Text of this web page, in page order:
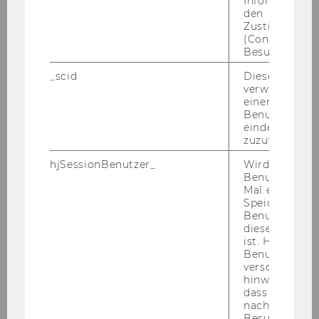
Wei­te­re Er­geb­nis­se kön­nen auch nach­ge­le­sen
Di­gi­ta­le Trans­for­ma­ti­on des Frei­wil­li­
gen­sek­tors: Ein Ein­blick in die FFG-​
KIRAS For­schungs­pro­jek­te »CI­vol­un­
Pröll, B. & »CI­vol­un­teer« & »CER­TI­FIER«-​
Er­folg­reich en­ga­
giert im di­gi­ta­len Zeit­al­ter : di­gi­ta­le Kom­pe­
tenz­ent­wick­lung - Her­aus­for­de­rung und Chan­
ce für äl­te­re Frei­wil­li­ge und Or­ga­ni­sa­tio­nen
»CI­vol­un­teer« – A Goal-​Aligned and
den
(Consent)
Besuchers.
_scid
Dieses
verwendet,
einem/einer
Benutzer*in
eindeutige ID
zuzuweisen
hjSessionBenutzer_
Wird gesetzt,
Benutzer
Mal eine
Speichert die
Benutzer-ID,
diese Seite
ist. Hotjar
Benutzer
verschiedene
hinweg.Stellt
dass Daten